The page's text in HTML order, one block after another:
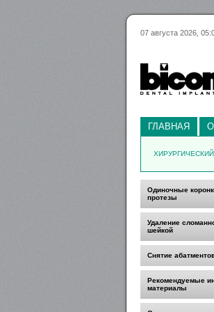
07 августа 2026,
ГЛАВНАЯ
Одиночные
протезы
Удаление
шейкой
Снятие
Рекомендуемые
материалы